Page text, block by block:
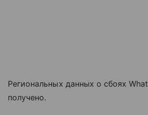
Региональных данных о сбоях
получено.